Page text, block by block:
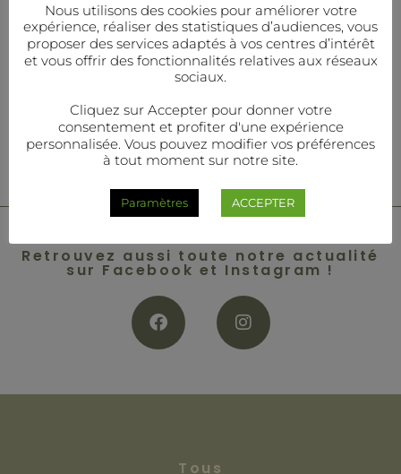
Inspirations
Retrouvez aussi toute notre actualité
sur Facebook et Instagram !
Tous
Nous utilisons des cookies pour améliorer votre
expérience, réaliser des statistiques d’audiences, vous
proposer des services adaptés à vos centres d’intérêt
et vous offrir des fonctionnalités relatives aux réseaux
sociaux.
Cliquez sur Accepter pour donner votre
consentement et profiter d'une expérience
personnalisée. Vous pouvez modifier vos préférences
à tout moment sur notre site.
Paramètres ACCEPTER